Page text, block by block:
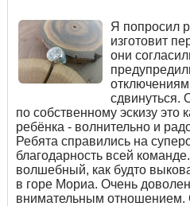
Я попросил
изготовит
они
сдвинуться.
по собственному эскизу это
ребёнка - волнительно и
Ребята справились на
благодарность всей
волшебный, как будто
в горе Мориа. Очень
внимательным отношением.